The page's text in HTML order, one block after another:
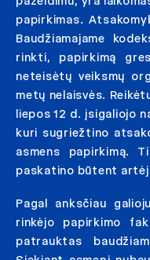
papirkimas.
Baudžiamajame
rinkti, papirkimą
neteisėtų veiksmų
metų nelaisvės.
liepos 12 d. įsigaliojo
kuri sugriežtino
asmens papirkimą.
paskatino būtent
Pagal anksčiau
rinkėjo papirkimo
patrauktas